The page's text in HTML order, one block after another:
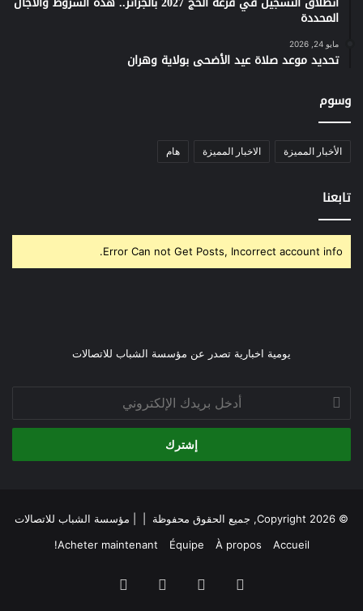
المحددة
مايو 24, 2026
تحديد موعد صلاة عيد الأضحى بولاية وهران
وسوم
الأخبار المميزة الاخبار المميزة هام
تابعنا
Error Can not Get Posts, Incorrect account info.
يومية اخبارية تصدر عن مؤسسة الشباب للاتصالات
بريدك
الإلكتروني
© Copyright 2026, جميع الحقوق محفوظة | |
مؤسسة الشباب للاتصالات
Accueil
À propos
Équipe
Acheter maintenant!
فيسبوك ‫YouTube